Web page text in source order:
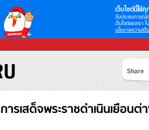
เว็บไซต์นี้ใช้คุ
รับประสบการณ์
เว็บไซต์ของเรา
นโยบายความเป็
Share
การเสด็จพระราชดำเนินเยือนต่